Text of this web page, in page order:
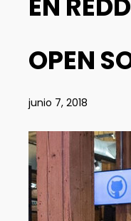
OPEN
junio 7, 2018